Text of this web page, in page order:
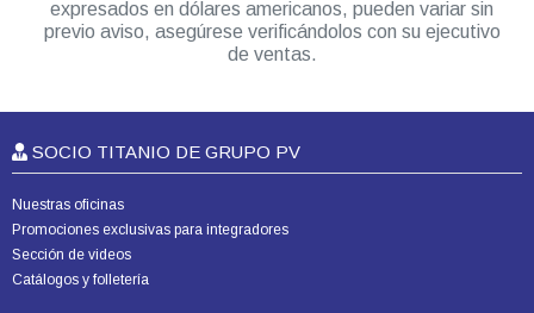
expresados en dólares americanos, pueden variar sin
previo aviso, asegúrese verificándolos con su ejecutivo
de ventas.
SOCIO TITANIO DE GRUPO PV
Nuestras oficinas
Promociones exclusivas para integradores
Sección de videos
Catálogos y folletería